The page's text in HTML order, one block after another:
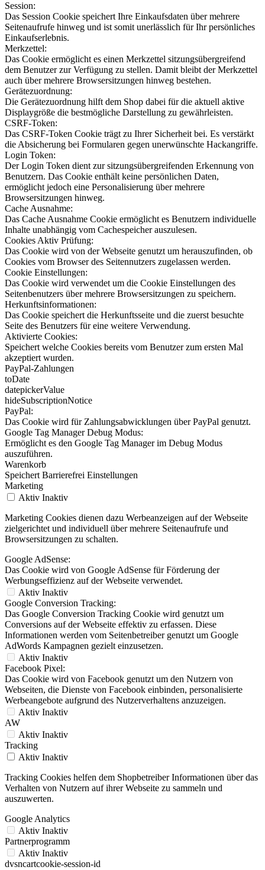
Session:
Das Session Cookie speichert Ihre Einkaufsdaten über mehrere
Seitenaufrufe hinweg und ist somit unerlässlich für Ihr persönliches
Einkaufserlebnis.
Merkzettel:
Das Cookie ermöglicht es einen Merkzettel sitzungsübergreifend
dem Benutzer zur Verfügung zu stellen. Damit bleibt der Merkzettel
auch über mehrere Browsersitzungen hinweg bestehen.
Gerätezuordnung:
Die Gerätezuordnung hilft dem Shop dabei für die aktuell aktive
Displaygröße die bestmögliche Darstellung zu gewährleisten.
CSRF-Token:
Das CSRF-Token Cookie trägt zu Ihrer Sicherheit bei. Es verstärkt
die Absicherung bei Formularen gegen unerwünschte Hackangriffe.
Login Token:
Der Login Token dient zur sitzungsübergreifenden Erkennung von
Benutzern. Das Cookie enthält keine persönlichen Daten,
ermöglicht jedoch eine Personalisierung über mehrere
Browsersitzungen hinweg.
Cache Ausnahme:
Das Cache Ausnahme Cookie ermöglicht es Benutzern individuelle
Inhalte unabhängig vom Cachespeicher auszulesen.
Cookies Aktiv Prüfung:
Das Cookie wird von der Webseite genutzt um herauszufinden, ob
Cookies vom Browser des Seitennutzers zugelassen werden.
Cookie Einstellungen:
Das Cookie wird verwendet um die Cookie Einstellungen des
Seitenbenutzers über mehrere Browsersitzungen zu speichern.
Herkunftsinformationen:
Das Cookie speichert die Herkunftsseite und die zuerst besuchte
Seite des Benutzers für eine weitere Verwendung.
Aktivierte Cookies:
Speichert welche Cookies bereits vom Benutzer zum ersten Mal
akzeptiert wurden.
PayPal-Zahlungen
toDate
datepickerValue
hideSubscriptionNotice
PayPal:
Das Cookie wird für Zahlungsabwicklungen über PayPal genutzt.
Google Tag Manager Debug Modus:
Ermöglicht es den Google Tag Manager im Debug Modus
auszuführen.
Warenkorb
Speichert Barrierefrei Einstellungen
Marketing
Aktiv Inaktiv
Marketing Cookies dienen dazu Werbeanzeigen auf der Webseite
zielgerichtet und individuell über mehrere Seitenaufrufe und
Browsersitzungen zu schalten.
Google AdSense:
Das Cookie wird von Google AdSense für Förderung der
Werbungseffizienz auf der Webseite verwendet.
Aktiv Inaktiv
Google Conversion Tracking:
Das Google Conversion Tracking Cookie wird genutzt um
Conversions auf der Webseite effektiv zu erfassen. Diese
Informationen werden vom Seitenbetreiber genutzt um Google
AdWords Kampagnen gezielt einzusetzen.
Aktiv Inaktiv
Facebook Pixel:
Das Cookie wird von Facebook genutzt um den Nutzern von
Webseiten, die Dienste von Facebook einbinden, personalisierte
Werbeangebote aufgrund des Nutzerverhaltens anzuzeigen.
Aktiv Inaktiv
AW
Aktiv Inaktiv
Tracking
Aktiv Inaktiv
Tracking Cookies helfen dem Shopbetreiber Informationen über das
Verhalten von Nutzern auf ihrer Webseite zu sammeln und
auszuwerten.
Google Analytics
Aktiv Inaktiv
Partnerprogramm
Aktiv Inaktiv
dvsncartcookie-session-id